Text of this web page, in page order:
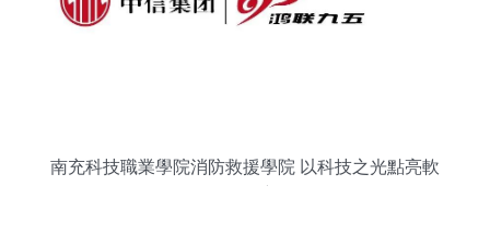
南充科技職業學院消防救援學院 以科技之光點亮軟